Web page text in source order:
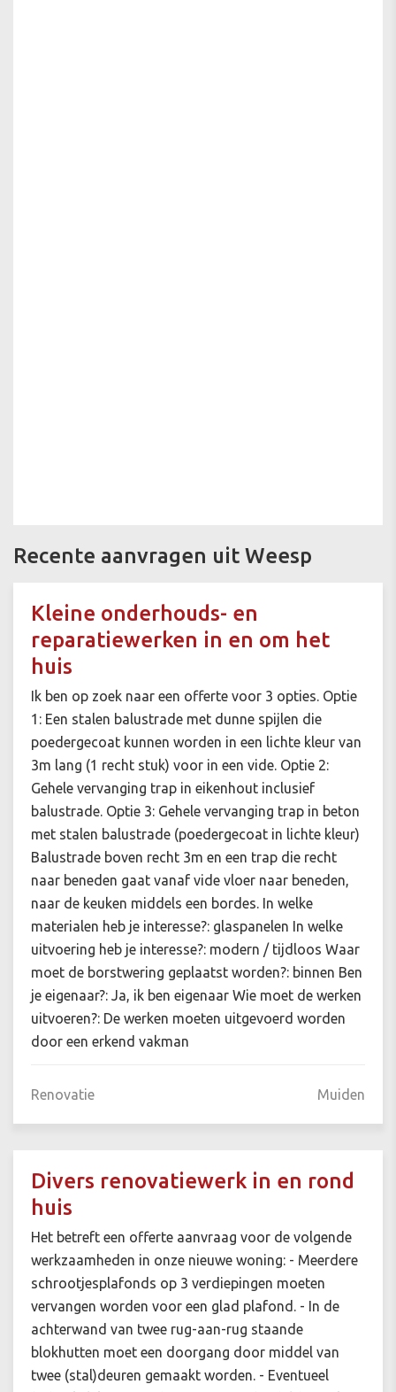
Recente aanvragen uit Weesp
Kleine onderhouds- en
reparatiewerken in en om het
huis
Ik ben op zoek naar een offerte voor 3 opties. Optie
1: Een stalen balustrade met dunne spijlen die
poedergecoat kunnen worden in een lichte kleur van
3m lang (1 recht stuk) voor in een vide. Optie 2:
Gehele vervanging trap in eikenhout inclusief
balustrade. Optie 3: Gehele vervanging trap in beton
met stalen balustrade (poedergecoat in lichte kleur)
Balustrade boven recht 3m en een trap die recht
naar beneden gaat vanaf vide vloer naar beneden,
naar de keuken middels een bordes. In welke
materialen heb je interesse?: glaspanelen In welke
uitvoering heb je interesse?: modern / tijdloos Waar
moet de borstwering geplaatst worden?: binnen Ben
je eigenaar?: Ja, ik ben eigenaar Wie moet de werken
uitvoeren?: De werken moeten uitgevoerd worden
door een erkend vakman
Renovatie Muiden
Divers renovatiewerk in en rond
huis
Het betreft een offerte aanvraag voor de volgende
werkzaamheden in onze nieuwe woning: - Meerdere
schrootjesplafonds op 3 verdiepingen moeten
vervangen worden voor een glad plafond. - In de
achterwand van twee rug-aan-rug staande
blokhutten moet een doorgang door middel van
twee (stal)deuren gemaakt worden. - Eventueel